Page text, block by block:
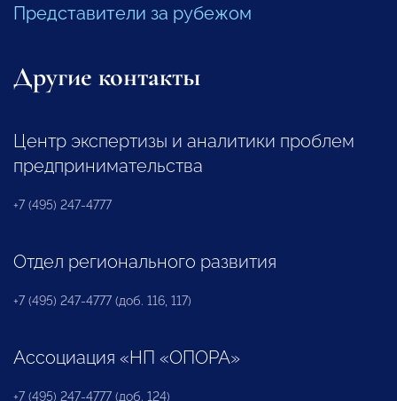
Представители за рубежом
Другие контакты
Центр экспертизы и аналитики проблем
предпринимательства
+7 (495) 247-4777
Отдел регионального развития
+7 (495) 247-4777 (доб. 116, 117)
Ассоциация «НП «ОПОРА»
+7 (495) 247-4777 (доб. 124)